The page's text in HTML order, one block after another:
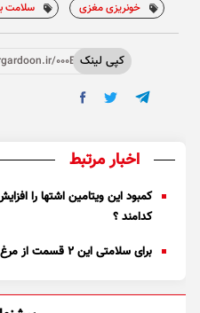
خونریزی مغزی سلامت
کپی لینک000Ebs
اخبار مرتبط
کمبود این ویتامین اشتها را
کدامند ؟
برای سلامتی این ۲ قسمت از مرغ را دور بریزید